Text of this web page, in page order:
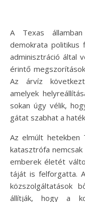
A Texas államban történt áradások nyomán több
demokrata
adminisztráció által
érintő
Az árvíz
amelyek
sokan úgy vélik,
gátat szabhat a
Az elmúlt hetekben
katasztrófa
emberek életét
táját is felforgatta.
közszolgáltatások
állítják, hogy a